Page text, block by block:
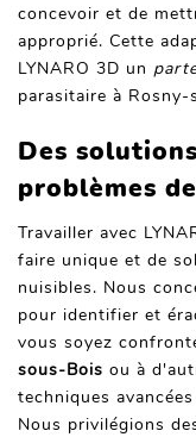
concevoir et de
approprié. Cette
LYNARO 3D un
parasitaire à Rosny-
Des
problèmes
Travailler avec
faire unique et de
nuisibles. Nous
pour identifier et
vous soyez
sous-Bois ou à
techniques
Nous privilégions